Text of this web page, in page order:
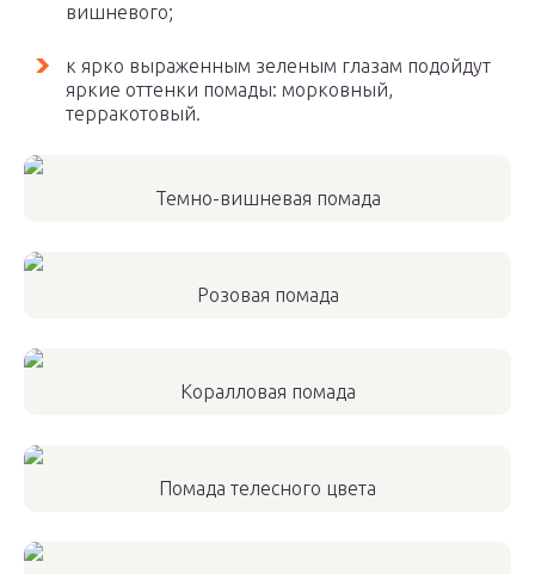
вишневого;
к ярко выраженным зеленым глазам подойдут
яркие оттенки помады: морковный,
терракотовый.
Темно-вишневая помада
Розовая помада
Коралловая помада
Помада телесного цвета